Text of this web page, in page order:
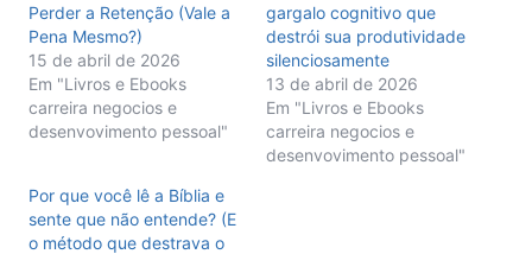
Perder a Retenção (Vale a
Pena Mesmo?)
15 de abril de 2026
Em "Livros e Ebooks
carreira negocios e
desenvovimento pessoal"
gargalo cognitivo que
destrói sua produtividade
silenciosamente
13 de abril de 2026
Em "Livros e Ebooks
carreira negocios e
desenvovimento pessoal"
Por que você lê a Bíblia e
sente que não entende? (E
o método que destrava o